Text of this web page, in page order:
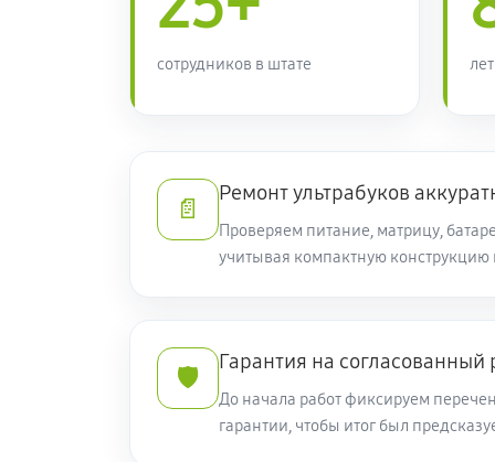
Восстановление разъемов питания
Чистка от пыли ультрабука Acer
Замена контроллера питания
сотрудников в штате
📄
Ремонт ультрабуков
Проверяем питание, матрицу,
учитывая компактную конструкцию
🛡️
Гарантия на согласованный
До начала работ фиксируем
гарантии, чтобы итог был